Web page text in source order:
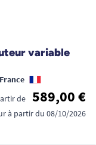
variable
de
589,00 €
à partir du 08/10/2026